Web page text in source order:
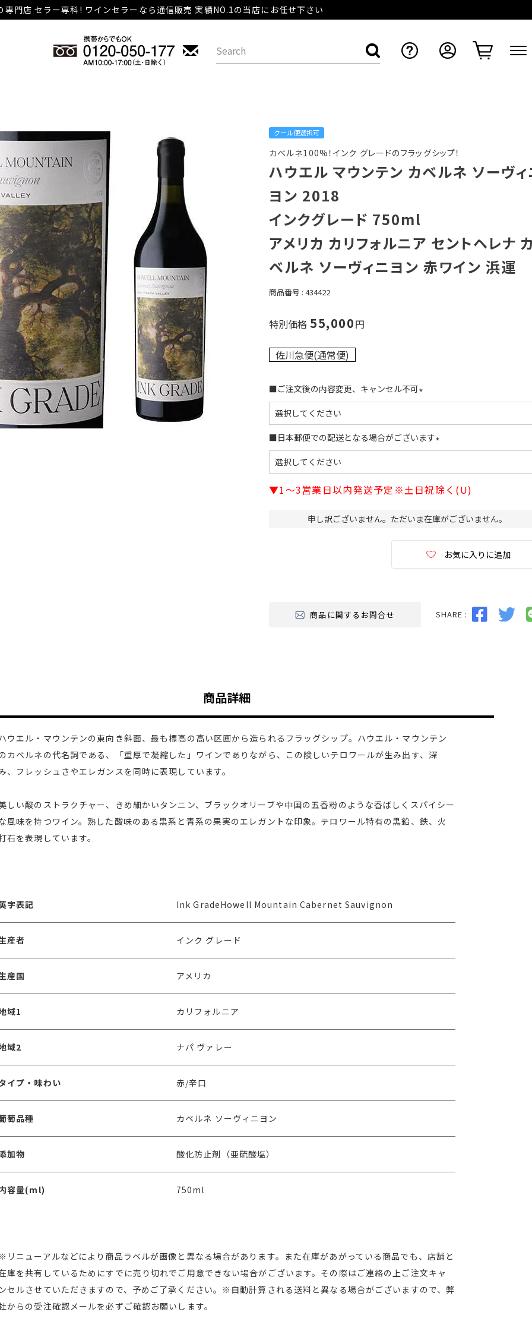
専門店 セラー専科! ワインセラーなら通信販売 実績NO.1の当店にお任せ下さい
クール便選択可
カベルネ100%！インク グレードのフラッグシップ！
ハウエル マウンテン カベルネ ソーヴ
ヨン 2018
インクグレード 750ml
アメリカ カリフォルニア セントヘレナ
ベルネ ソーヴィニヨン 赤ワイン 浜運
商品番号 434422
特別価格 55,000
佐川急便(通常便)
■ご注文後の内容変更、キャンセル不可
須
)
■日本郵便での配送となる場合がございます
須
)
▼1～3営業日以内発送予定※土日祝除く(U)
申し訳ございません。ただいま在庫がございません。
お気に入りに追加
商品に関するお問合せ SHARE :
商品詳細
ウエル・マウンテンの東向き斜面、最も標高の高い区画から造られるフラッグシップ。ハウエル・マウンテン
カベルネの代名詞である、「重厚で凝縮した」ワインでありながら、この険しいテロワールが生み出す、深
、フレッシュさやエレガンスを同時に表現しています。
しい酸のストラクチャー、きめ細かいタンニン、ブラックオリーブや中国の五香粉のような香ばしくスパイシー
風味を持つワイン。熟した酸味のある黒系と青系の果実のエレガントな印象。テロワール特有の黒鉛、鉄、火
石を表現しています。
字表記 Ink GradeHowell Mountain Cabernet Sauvignon
産者 インク グレード
産国 アメリカ
域1 カリフォルニア
域2 ナパ ヴァレー
イプ・味わい 赤/辛口
萄品種 カベルネ ソーヴィニヨン
加物 酸化防止剤（亜硫酸塩）
容量(ml) 750ml
リニューアルなどにより商品ラベルが画像と異なる場合があります。また在庫があがっている商品でも、店舗と
庫を共有しているためにすでに売り切れでご用意できない場合がございます。その際はご連絡の上ご注文キャ
セルさせていただきますので、予めご了承ください。※自動計算される送料と異なる場合がございますので、弊
からの受注確認メールを必ずご確認お願いします。